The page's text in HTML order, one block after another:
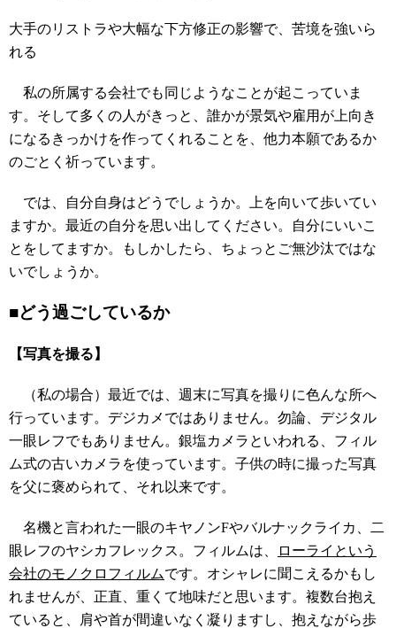
大手のリストラや大幅な下方修正の影響で、苦境を強いら
れる
私の所属する会社でも同じようなことが起こっていま
す。そして多くの人がきっと、誰かが景気や雇用が上向き
になるきっかけを作ってくれることを、他力本願であるか
のごとく祈っています。
では、自分自身はどうでしょうか。上を向いて歩いてい
ますか。最近の自分を思い出してください。自分にいいこ
とをしてますか。もしかしたら、ちょっとご無沙汰ではな
いでしょうか。
■どう過ごしているか
【写真を撮る】
（私の場合）最近では、週末に写真を撮りに色んな所へ
行っています。デジカメではありません。勿論、デジタル
一眼レフでもありません。銀塩カメラといわれる、フィル
ム式の古いカメラを使っています。子供の時に撮った写真
を父に褒められて、それ以来です。
名機と言われた一眼のキヤノンFやバルナックライカ、二
眼レフのヤシカフレックス。フィルムは、
ローライという
会社のモノクロフィルムです。オシャレに聞こえるかもし
れませんが、正直、重くて地味だと思います。複数台抱え
ていると、肩や首が間違いなく凝りますし、抱えながら歩